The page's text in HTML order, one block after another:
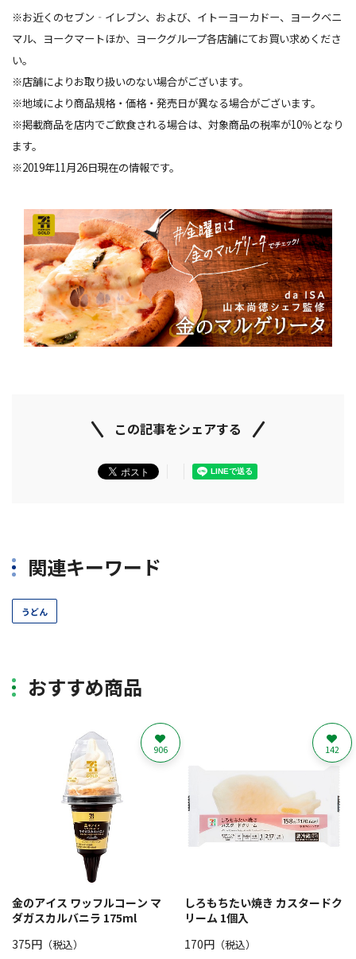
※お近くのセブン‐イレブン、および、イトーヨーカドー、ヨークベニ
マル、ヨークマートほか、ヨークグループ各店舗にてお買い求めくださ
い。
※店舗によりお取り扱いのない場合がございます。
※地域により商品規格・価格・発売日が異なる場合がございます。
※掲載商品を店内でご飲食される場合は、対象商品の税率が10％となり
ます。
※2019年11月26日現在の情報です。
この記事をシェアする
関連キーワード
うどん
おすすめ商品
金のアイス ワッフルコーン マ
ダガスカルバニラ 175ml
375円 （税込）
906
しろもちたい焼き カスタードク
リーム 1個入
170円（税込）
142